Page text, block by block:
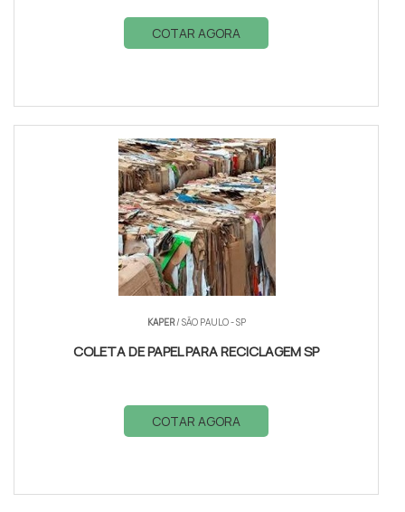
COTAR AGORA
KAPER/ SÃO PAULO - SP
COLETA DE PAPEL PARA RECICLAGEM SP
COTAR AGORA